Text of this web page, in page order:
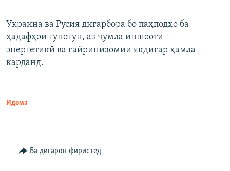
Украина ва Русия дигарбора бо паҳподҳо ба
ҳадафҳои гуногун, аз ҷумла иншооти
энергетикӣ ва ғайринизомии якдигар ҳамла
карданд.
Идома
Ба дигарон фиристед